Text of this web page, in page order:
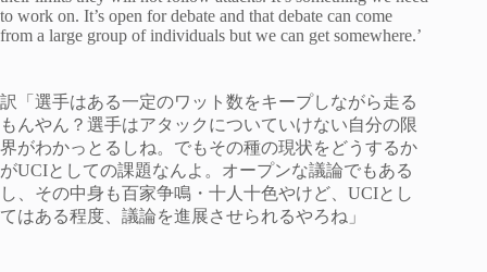
to work on. It’s open for debate and that debate can come
from a large group of individuals but we can get somewhere.’
訳「選手はある一定のワット数をキープしながら走る
もんやん？選手はアタックについていけない自分の限
界がわかっとるしね。でもその種の現状をどうするか
がUCIとしての課題なんよ。オープンな議論でもある
し、その中身も百家争鳴・十人十色やけど、UCIとし
てはある程度、議論を進展させられるやろね」